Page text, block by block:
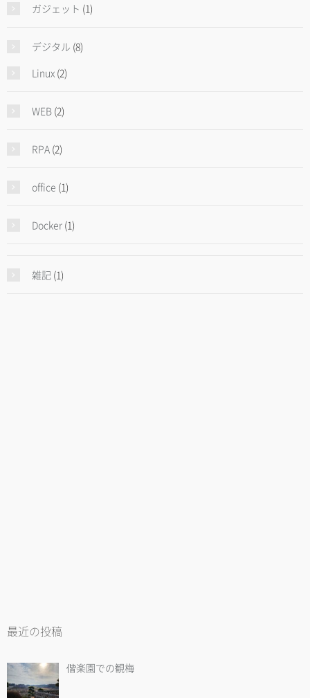
ガジェット (1)
デジタル (8)
Linux (2)
WEB (2)
RPA (2)
office (1)
Docker (1)
雑記 (1)
最近の投稿
偕楽園での観梅